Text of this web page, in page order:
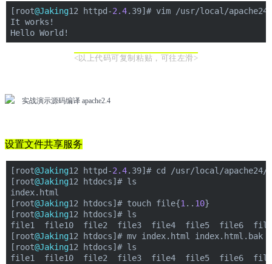
[root@Jaking12 httpd-2.4.39]# vim /usr/local/
It works!
Hello World!
<以上代码可复制粘贴，可往左滑>
设置文件共享服务
[root@Jaking12 httpd-2.4.39]# cd /usr/local/apache24/
[root@Jaking12 htdocs]# ls
index.html
[root@Jaking12 htdocs]# touch file{1.. 10}
[root@Jaking12 htdocs]# ls
file1  file10  file2  file3  file4  file5  file6
[root@Jaking12 htdocs]# mv index.html index.html.bak
[root@Jaking12 htdocs]# ls
file1  file10  file2  file3  file4  file5  file6